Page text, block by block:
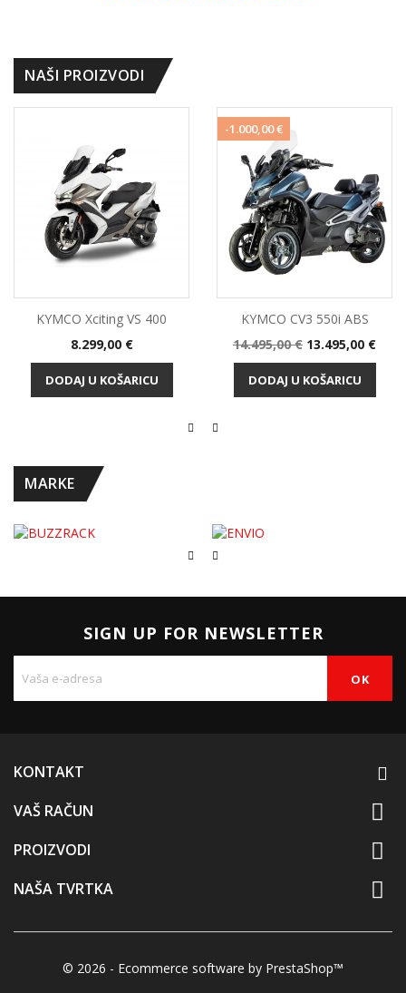
NAŠI PROIZVODI
KYMCO Xciting VS 400
Cijena
8.299,00 €
DODAJ U KOŠARICU
-1.000,00 €
KYMCO CV3 550i ABS
Standardna
cijena
14.495,00 € Cijena
13.495,00 €
DODAJ U KOŠARICU
MARKE
SIGN UP FOR NEWSLETTER
KONTAKT
VAŠ RAČUN

PROIZVODI 
NAŠA TVRTKA 
© 2026 - Ecommerce software by PrestaShop™